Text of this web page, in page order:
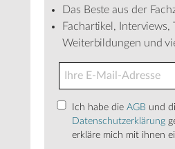
Das Beste aus der
Fachartikel, Interviews,
Weiterbildungen und
Ich habe die AGB und
Datenschutzerklärung
erkläre mich mit ihnen